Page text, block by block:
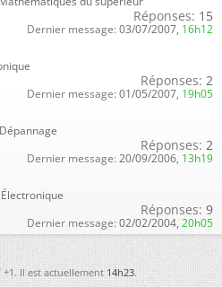
Réponses: 15
Dernier message: 03/07/2007, 16h12
Réponses: 2
Dernier message: 01/05/2007, 19h05
Réponses: 2
Dernier message: 20/09/2006, 13h19
Réponses: 9
Dernier message: 02/02/2004, 20h05
+1. Il est actuellement14h23.